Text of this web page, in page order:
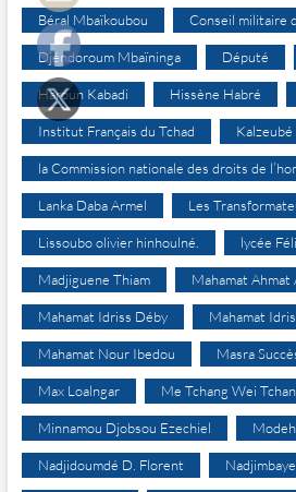
Béral Mbaïkoubou Conseil militaire
Djéndoroum Mbaïninga Député
Haroun Kabadi Hissène Habré
Institut Français du Tchad
la Commission nationale des droits de
Lanka Daba Armel Les
Lissoubo olivier hinhoulné. lycée
Madjiguene Thiam Mahamat Ahmat
Mahamat Idriss Déby Mahamat
Mahamat Nour Ibedou Masra
Max Loalngar Me Tchang Wei
Minnamou Djobsou Ezechiel
Nadjidoumdé D. Florent